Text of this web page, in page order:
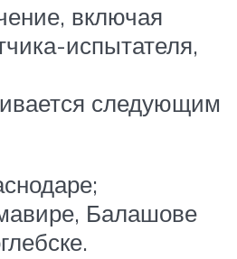
включая
испытателя,
следующим
Балашове